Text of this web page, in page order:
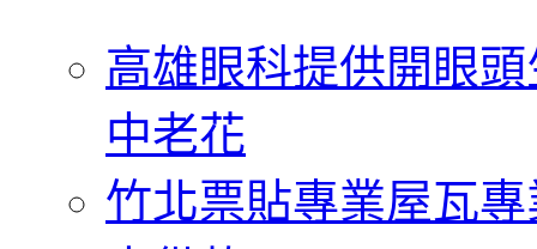
高雄眼科提供開眼
中老花
竹北票貼專業屋瓦